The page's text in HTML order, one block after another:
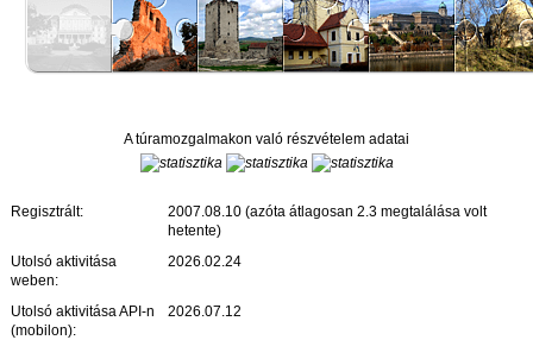
A túramozgalmakon való részvételem adatai
Regisztrált:
2007.08.10 (azóta átlagosan 2.3 megtalálása volt
hetente)
Utolsó aktivitása
weben:
2026.02.24
Utolsó aktivitása API-n
(mobilon):
2026.07.12